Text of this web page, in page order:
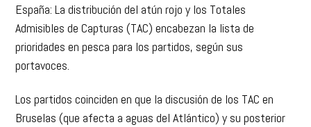
España: La distribución del atún rojo y los Totales
Admisibles de Capturas (TAC) encabezan la lista de
prioridades en pesca para los partidos, según sus
portavoces.
Los partidos coinciden en que la discusión de los TAC en
Bruselas (que afecta a aguas del Atlántico) y su posterior